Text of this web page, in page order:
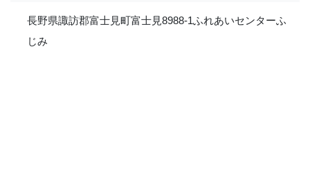
長野県諏訪郡富士見町富士見8988-1ふれあいセンターふ
じみ